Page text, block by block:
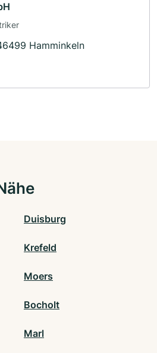
Hamminkeln
Duisburg
Krefeld
Moers
Bocholt
Marl